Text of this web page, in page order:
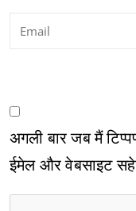
अगली बार जब मैं
ईमेल और वेबसाइट